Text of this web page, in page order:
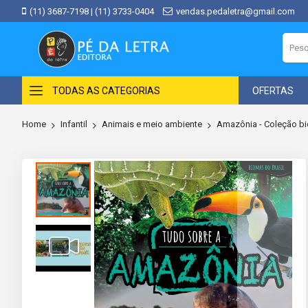
(11) 3687-7198 | (11) 3733-0404 vendas.pedaletra@gmail.com
TODAS AS CATEGORIAS OFERTAS
Home Infantil Animais e meio ambiente Amazônia - Coleção
Skip
to
the
end
of
images
gallery